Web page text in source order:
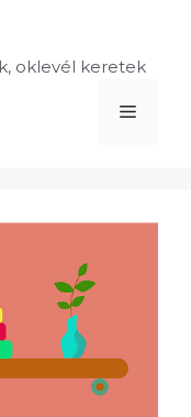
oklevél keretek
Menü